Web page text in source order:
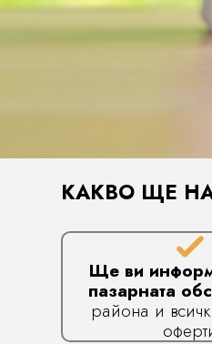
КАКВО ЩЕ
Ще ви
пазарната
района и